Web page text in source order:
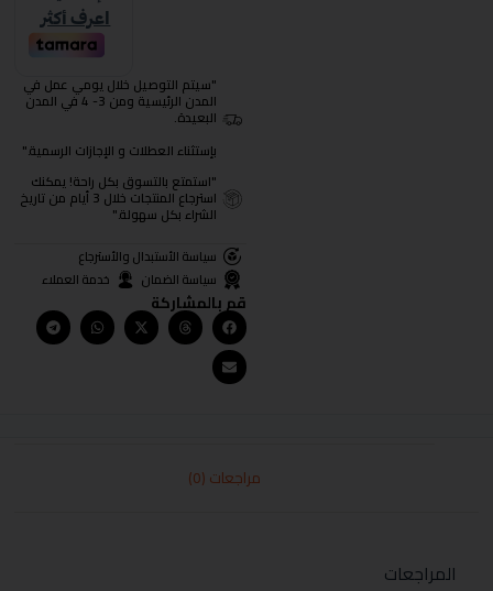
"سيتم التوصيل خلال يومي عمل في
المدن الرئيسية ومن 3- 4 في المدن
البعيدة.
بإستثناء العطلات و الإجازات الرسمية."
"استمتع بالتسوق بكل راحة! يمكنك
استرجاع المنتجات خلال 3 أيام من تاريخ
الشراء بكل سهولة."
سياسة الأستبدال والأسترجاع
سياسة الضمان
خدمة العملاء
قم بالمشاركة
مراجعات (0)
المراجعات